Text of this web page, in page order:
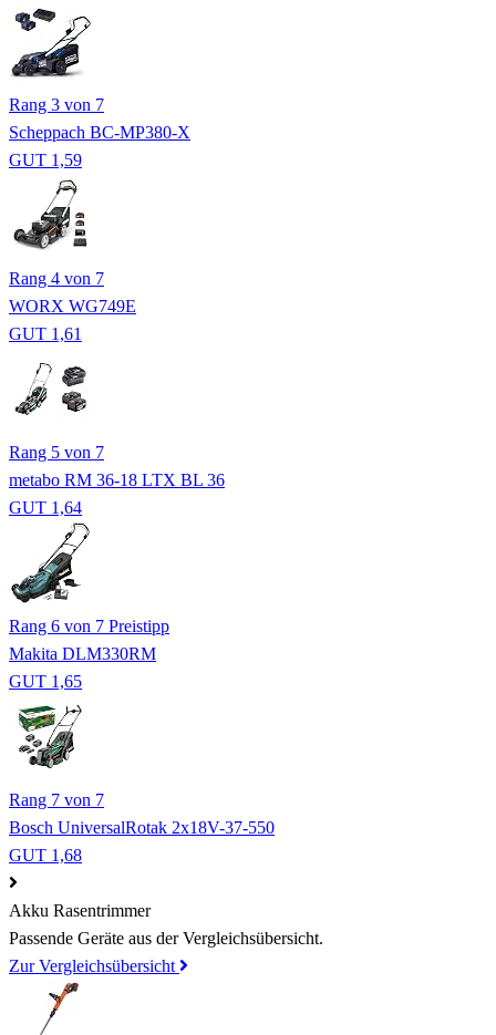
Rang 3 von 7
Scheppach BC-MP380-X
GUT 1,59
Rang 4 von 7
WORX WG749E
GUT 1,61
Rang 5 von 7
metabo RM 36-18 LTX BL 36
GUT 1,64
Rang 6 von 7 Preistipp
Makita DLM330RM
GUT 1,65
Rang 7 von 7
Bosch UniversalRotak 2x18V-37-550
GUT 1,68
Akku Rasentrimmer
Passende Geräte aus der Vergleichsübersicht.
Zur Vergleichsübersicht